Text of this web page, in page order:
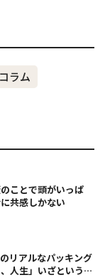
ラム
ことで頭がいっぱ
共感しかない
リアルなパッキング
人生」いざというと